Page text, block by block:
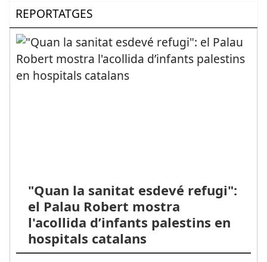
REPORTATGES
"Quan la sanitat esdevé refugi":
el Palau Robert mostra
l'acollida d’infants palestins en
hospitals catalans